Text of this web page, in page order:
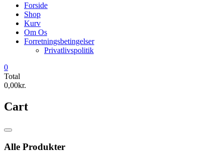
Forside
Shop
Kurv
Om Os
Forretningsbetingelser
Privatlivspolitik
0
Total
0,00kr.
Cart
Catalog
Alle Produkter